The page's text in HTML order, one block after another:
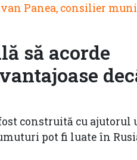
Panea, consilier
să acorde
construită cu
pot fi luate în